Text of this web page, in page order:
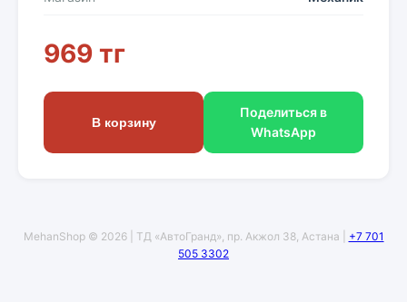
969 тг
В корзину
Поделиться в
WhatsApp
MehanShop © 2026 | ТД «АвтоГранд», пр. Акжол 38, Астана | +7 701
505 3302